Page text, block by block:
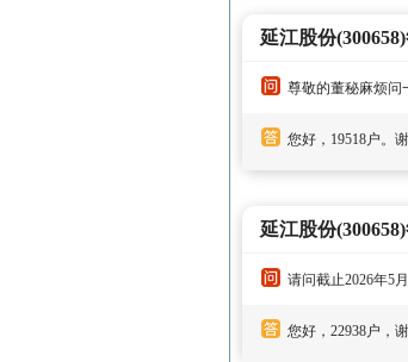
延江股份
尊敬的董秘麻烦问
您好，19518户。谢
延江股份
请问截止2026年5
您好，22938户，谢